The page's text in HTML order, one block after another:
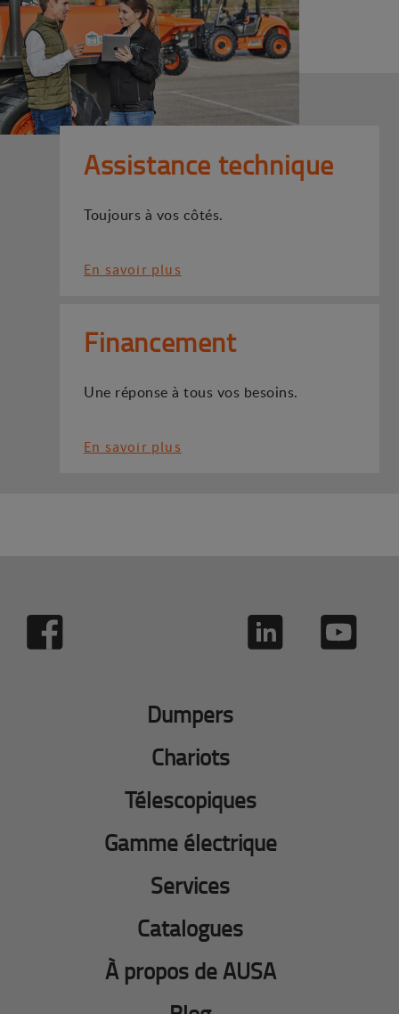
Assistance technique
Toujours à vos côtés.
En savoir plus
Financement
Une réponse à tous vos besoins.
En savoir plus
Dumpers
Chariots
Télescopiques
Gamme électrique
Services
Catalogues
À propos de AUSA